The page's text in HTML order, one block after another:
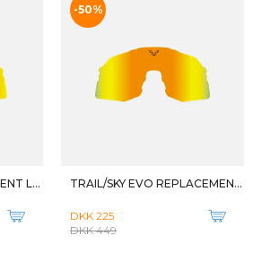
ULTRA EVO REPLACEMENT LENS
-50%
TRAIL/SKY EVO REPLACEMENT LENS
DKK 225
DKK 449